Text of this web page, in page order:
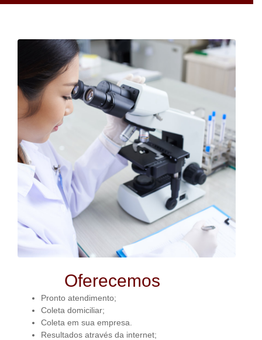
Oferecemos
Pronto atendimento;
Coleta domiciliar;
Coleta em sua empresa.
Resultados através da internet;